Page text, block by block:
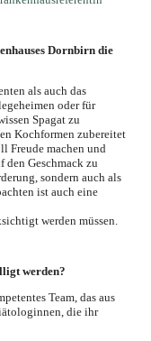
Dornbirn die
als auch das
oder für
Spagat zu
Kochformen zubereitet
Freude machen und
den Geschmack zu
sondern auch als
ist auch eine
werden müssen.
werden?
Team, das aus
die ihr